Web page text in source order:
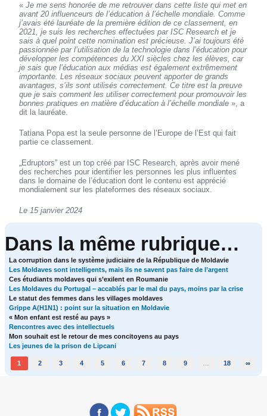
«Je me sens honorée de me retrouver dans cette liste qui met en
avant 20 influenceurs de l’éducation à l’échelle mondiale. Comme
j’avais été lauréate de la première édition de ce classement, en
2021, je suis les recherches effectuées par ISC Research et je
sais à quel point cette nomination est précieuse. J’ai toujours été
passionnée par l’utilisation de la technologie dans l’éducation pour
développer les compétences du XXI siècles chez les élèves, car
je sais que l’éducation aux médias est également extrêmement
importante. Les réseaux sociaux peuvent apporter de grands
avantages, s’ils sont utilisés correctement. Ce titre est la preuve
que je sais comment les utiliser correctement pour promouvoir les
bonnes pratiques en matière d’éducation à l’échelle mondiale », a
dit la lauréate.
Tatiana Popa est la seule personne de l’Europe de l’Est qui fait
partie ce classement.
„Edruptors” est un top créé par ISC Research, après avoir mené
des recherches pour identifier les personnes les plus influentes
dans le domaine de l’éducation dont le contenu est apprécié
mondialement sur les plateformes des réseaux sociaux.
Le 15 janvier 2024
Dans la même rubrique…
La corruption dans le système judiciaire de la République de Moldavie
Les Moldaves sont intelligents, mais ils ne savent pas faire de l’argent
Ces étudiants moldaves qui s’exilent en Roumanie
Les Moldaves du Portugal – accablés par le mal du pays, moins par la crise
Le statut des femmes dans les villages moldaves
Grippe A(H1N1) : point sur la situation en Moldavie
« Mon enfant est resté au pays »
Rencontres avec des intellectuels
Mon souhait est le retour de mes concitoyens au pays
Les jeunes de la prison de Lipcani
1 2 3 4 5 6 7 8 9 … 18 ∞